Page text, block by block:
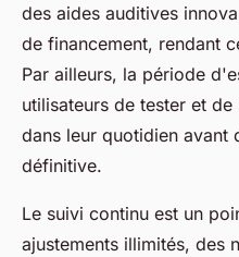
des aides auditives
de financement, rendant
Par ailleurs, la période
utilisateurs de tester et
dans leur quotidien avant
définitive.
Le suivi continu est un
ajustements illimités, des